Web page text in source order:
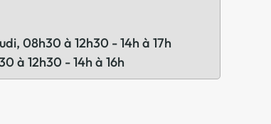
08h30 à 12h30 - 14h à 17h
à 12h30 - 14h à 16h